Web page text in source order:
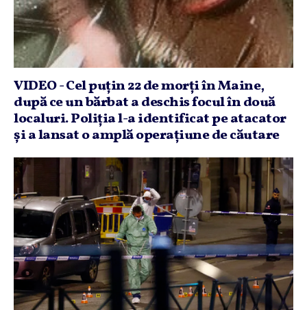
VIDEO - Cel puţin 22 de morţi în Maine,
după ce un bărbat a deschis focul în două
localuri. Poliţia l-a identificat pe atacator
şi a lansat o amplă operaţiune de căutare